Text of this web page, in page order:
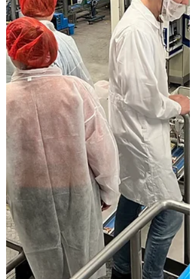
Koplopers bij ME-AT in Leeuwarden
Op 5 juni kwamen de deelnemers aan het
Koploperproject in Friesland bij elkaar bij ME-
AT in Leeuwarden.